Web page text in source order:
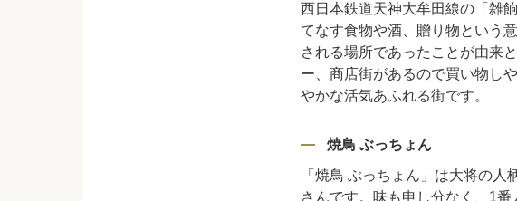
西日本鉄道天神大牟田線の「雑
てなす食物や酒、贈り物という
される場所であったことが由来
ー、商店街があるので買い物し
やかな活気あふれる街です。
焼鳥 ぶっちょん
「焼鳥 ぶっちょん」は大将の
さんです。味も申し分なく、1